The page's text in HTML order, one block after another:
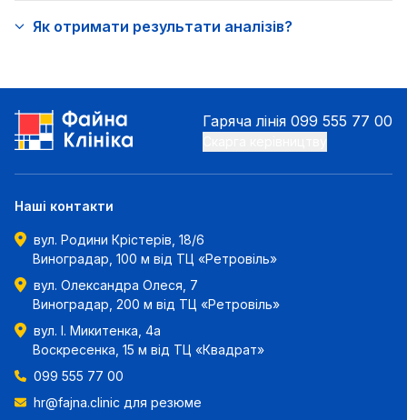
Як отримати результати аналізів?
Гаряча лінія 099 555 77 00
Наші контакти
вул. Родини Крістерів, 18/6
Виноградар, 100 м від ТЦ «Ретровіль»
вул. Олександра Олеся, 7
Виноградар, 200 м від ТЦ «Ретровіль»
вул. І. Микитенка, 4а
Воскресенка, 15 м від ТЦ «Квадрат»
099 555 77 00
hr@fajna.clinic для резюме